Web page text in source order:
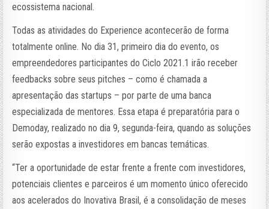
ecossistema nacional.
Todas as atividades do Experience acontecerão de forma
totalmente online. No dia 31, primeiro dia do evento, os
empreendedores participantes do Ciclo 2021.1 irão receber
feedbacks sobre seus pitches – como é chamada a
apresentação das startups – por parte de uma banca
especializada de mentores. Essa etapa é preparatória para o
Demoday, realizado no dia 9, segunda-feira, quando as soluções
serão expostas a investidores em bancas temáticas.
“Ter a oportunidade de estar frente a frente com investidores,
potenciais clientes e parceiros é um momento único oferecido
aos acelerados do Inovativa Brasil, é a consolidação de meses